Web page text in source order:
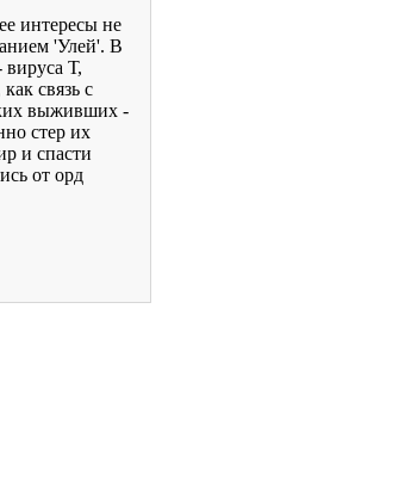
интересы нe
'Улей'. В
вируса Т,
связь с
выживших -
стер их
и спасти
от орд